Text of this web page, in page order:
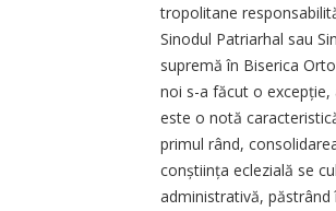
tropolitane
Sinodul Patriarhal sau
supremă în Biserica
noi s-a făcut o
este o notă
primul rând,
conștiința eclezială se
administrativă,